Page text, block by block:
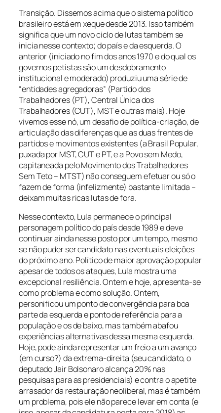
Transição. Dissemos acima que o sistema político
brasileiro está em xeque desde 2013. Isso também
significa que um novo ciclo de lutas também se
inicia nesse contexto; do país e da esquerda. O
anterior (iniciado no fim dos anos 1970 e do qual os
governos petistas são um desdobramento
institucional e moderado) produziu uma série de
“entidades agregadoras” (Partido dos
Trabalhadores (PT), Central Única dos
Trabalhadores (CUT), MST e outras mais). Hoje
vivemos esse nó, um desafio de política-criação, de
articulação das diferenças que as duas frentes de
partidos e movimentos existentes (a Brasil Popular,
puxada por MST, CUT e PT, e a Povo sem Medo,
capitaneada pelo Movimento dos Trabalhadores
Sem Teto – MTST) não conseguem efetuar ou só o
fazem de forma (infelizmente) bastante limitada –
deixam muitas ricas lutas de fora.
Nesse contexto, Lula permanece o principal
personagem político do país desde 1989 e deve
continuar ainda nesse posto por um tempo, mesmo
se não puder ser candidato nas eventuais eleições
do próximo ano. Político de maior aprovação popular
apesar de todos os ataques, Lula mostra uma
excepcional resiliência. Ontem e hoje, apresenta-se
como problema e como solução. Ontem,
personificou um ponto de convergência para boa
parte da esquerda e ponto de referência para a
população e os de baixo, mas também abafou
experiências alternativas dessa mesma esquerda.
Hoje, pode ainda representar um freio a um avanço
(em curso?) da extrema-direita (seu candidato, o
deputado Jair Bolsonaro alcança 20% nas
pesquisas para as presidenciais) e contra o apetite
arrasador da restauração neoliberal, mas é também
um problema, pois ele não parece levar em conta (e